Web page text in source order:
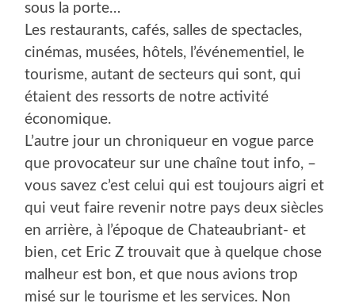
sous la porte…
Les restaurants, cafés, salles de spectacles,
cinémas, musées, hôtels, l’événementiel, le
tourisme, autant de secteurs qui sont, qui
étaient des ressorts de notre activité
économique.
L’autre jour un chroniqueur en vogue parce
que provocateur sur une chaîne tout info, –
vous savez c’est celui qui est toujours aigri et
qui veut faire revenir notre pays deux siècles
en arrière, à l’époque de Chateaubriant- et
bien, cet Eric Z trouvait que à quelque chose
malheur est bon, et que nous avions trop
misé sur le tourisme et les services. Non